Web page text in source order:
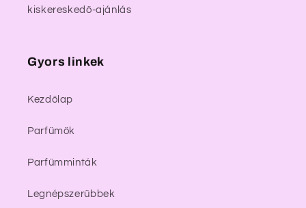
kiskereskedő-ajánlás
Gyors linkek
Kezdőlap
Parfümök
Parfümminták
Legnépszerűbbek